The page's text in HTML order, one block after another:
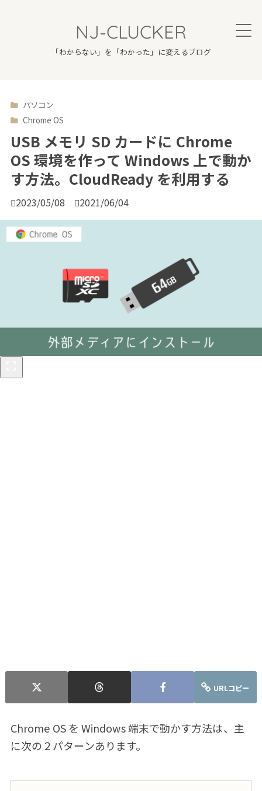
NJ-CLUCKER
「わからない」を「わかった」に変えるブログ
パソコン
Chrome OS
USB メモリ SD カードに Chrome
OS 環境を作って Windows 上で動か
す方法。CloudReady を利用する
2023/05/08 2021/06/04
URLコピー
Chrome OS を Windows 端末で動かす方法は、主
に次の２パターンあります。